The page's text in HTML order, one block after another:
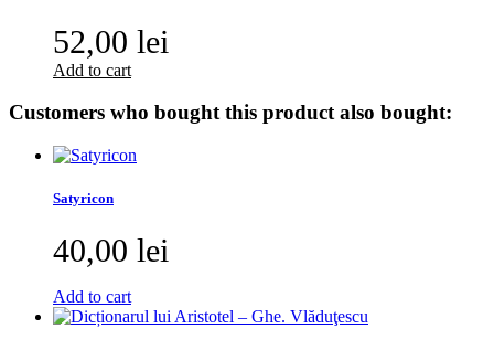
52,00 lei
Add to cart
Customers who bought this product also bought:
Satyricon
40,00 lei
Add to cart